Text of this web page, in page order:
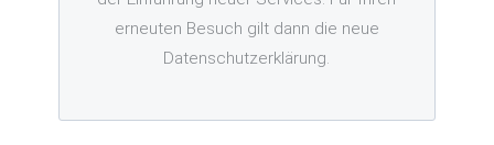
erneuten Besuch gilt dann die neue
Datenschutzerklärung.